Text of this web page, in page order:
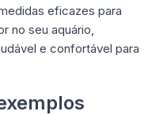
eficazes para
no seu aquário,
e confortável para